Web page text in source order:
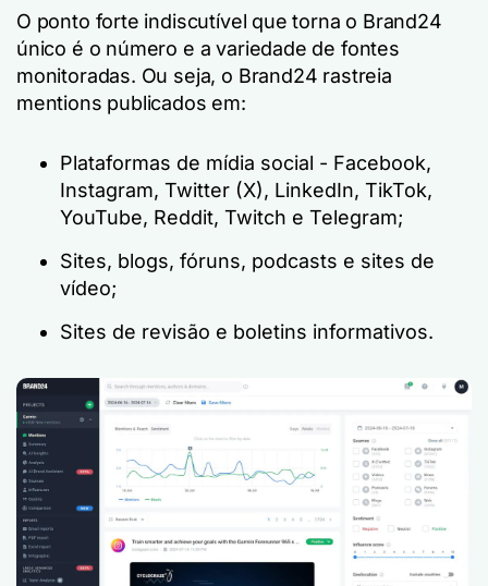
O ponto forte indiscutível que torna o Brand24
único é o número e a variedade de fontes
monitoradas. Ou seja, o Brand24 rastreia
mentions publicados em:
Plataformas de mídia social - Facebook,
Instagram, Twitter (X), LinkedIn, TikTok,
YouTube, Reddit, Twitch e Telegram;
Sites, blogs, fóruns, podcasts e sites de
vídeo;
Sites de revisão e boletins informativos.